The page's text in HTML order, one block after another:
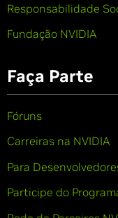
Responsabilidade
Fundação NVIDIA
Faça Parte
Fóruns
Carreiras na NVIDIA
Para
Participe do